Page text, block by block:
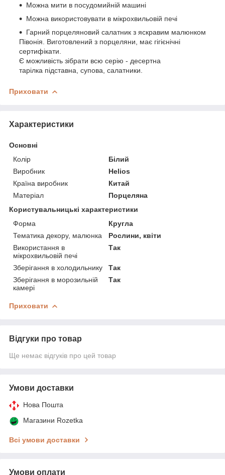
Можна мити в посудомийній машині
Можна використовувати в мікрохвильовій печі
Гарний порцеляновий салатник з яскравим малюнком
Півонія. Виготовлений з порцеляни, має гігієнічні
сертифікати.
Є можливість зібрати всю серію - десертна
тарілка підставна, супова, салатники.
Приховати
Характеристики
Основні
Колір
Білий
Виробник
Helios
Країна виробник
Китай
Матеріал
Порцеляна
Користувальницькі характеристики
Форма
Кругла
Тематика декору, малюнка
Рослини, квіти
Використання в
мікрохвильовій печі
Так
Зберігання в холодильнику
Так
Зберігання в морозильній
камері
Так
Приховати
Відгуки про товар
Ще немає відгуків про цей товар
Умови доставки
Нова Пошта
Магазини Rozetka
Всі умови доставки
Умови оплати